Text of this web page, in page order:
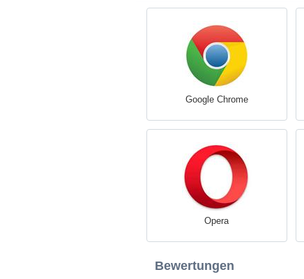
Google Chrome
Opera
Bewertungen